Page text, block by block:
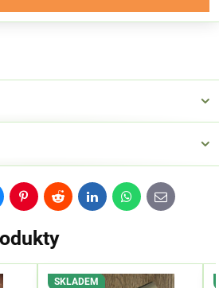
PinterestRedditLinkedInWhatsApp
E-
mail
SKLADEM